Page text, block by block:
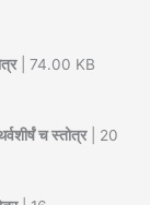
| 74.00 KB
च स्तोत्र| 20